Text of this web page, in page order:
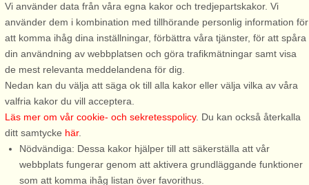
Rönnäng
4 personer, 70 m²
30 m till sjö/hav:.
Vid fiskehamnen i Rönnäng på
södra Tjörn ligger denna
charmiga stuga från 1860-talet.
Det är ursprungligen en
gammal fiskarstuga som under
årens lopp renoverats varsamt
och där man lyckats bevara den
äldre ...
Rönnäng
2 personer, 20 m²
200 m till sjö/hav:.
Underbar nybyggd (2013) liten
stuga med panoramautsikt över
Rönnäng på sydvästra Tjörn.
att få! Ni har bara några
minuters promenad till
morgondoppet ...
Vi använder data från våra egna kakor och tredjepartskakor. Vi
använder dem i kombination med tillhörande personlig information för
att komma ihåg dina inställningar, förbättra våra tjänster, för att spåra
din användning av webbplatsen och göra trafikmätningar samt visa
de mest relevanta meddelandena för dig.
Nedan kan du välja att säga ok till alla kakor eller välja vilka av våra
valfria kakor du vill acceptera.
Läs mer om vår cookie- och sekretesspolicy. Du kan också återkalla
ditt samtycke här.
Nödvändiga: Dessa kakor hjälper till att säkerställa att vår
webbplats fungerar genom att aktivera grundläggande funktioner
som att komma ihåg listan över favorithus.